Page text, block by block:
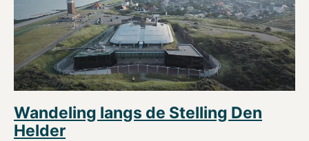
Wandeling langs de Stelling Den
Helder